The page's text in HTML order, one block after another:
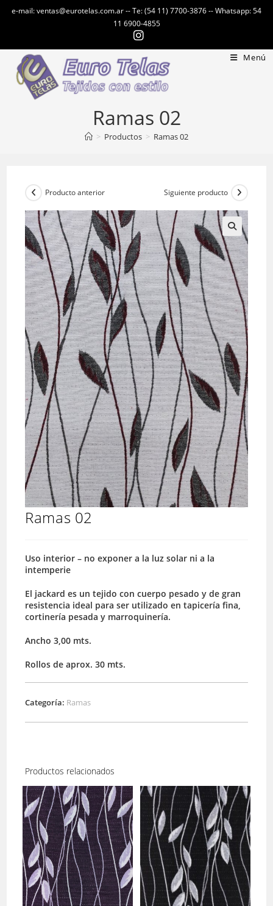
e-mail: ventas@eurotelas.com.ar -- Te: (54 11) 7700-3876 -- Whatsapp: 54
11 6900-4855
Menú
Ramas 02
> Productos > Ramas 02
Producto anterior Siguiente producto
Ramas 02
Uso interior – no exponer a la luz solar ni a la
intemperie
El jackard es un tejido con cuerpo pesado y de gran
resistencia ideal para ser utilizado en tapicería fina,
cortinería pesada y marroquinería.
Ancho 3,00 mts.
Rollos de aprox. 30 mts.
Categoría: Ramas
Productos relacionados